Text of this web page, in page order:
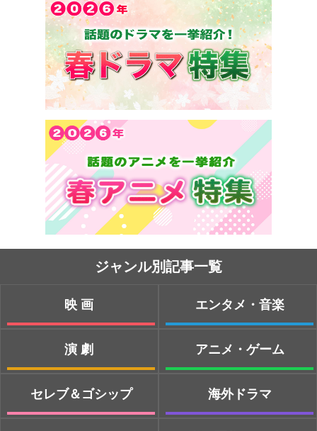
ジャンル別記事一覧
映画
演劇
セレブ＆ゴシップ
エンタメ・音楽
アニメ・ゲーム
海外ドラマ